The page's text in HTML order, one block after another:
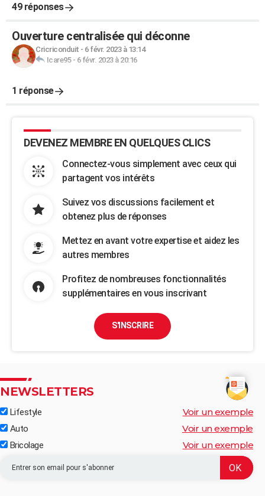
49 réponses
Ouverture centralisée qui déconne
Cricriconduit - 6 févr. 2023 à 13:14
Icare95- 6 févr. 2023 à 20:16
1 réponse
DEVENEZ MEMBRE EN QUELQUES CLICS
Connectez-vous simplement avec ceux qui
partagent vos intérêts
Suivez vos discussions facilement et
obtenez plus de réponses
Mettez en avant votre expertise et aidez les
autres membres
Profitez de nombreuses fonctionnalités
supplémentaires en vous inscrivant
S'INSCRIRE
NEWSLETTERS
Lifestyle Voir un exemple
Auto Voir un exemple
Bricolage Voir un exemple